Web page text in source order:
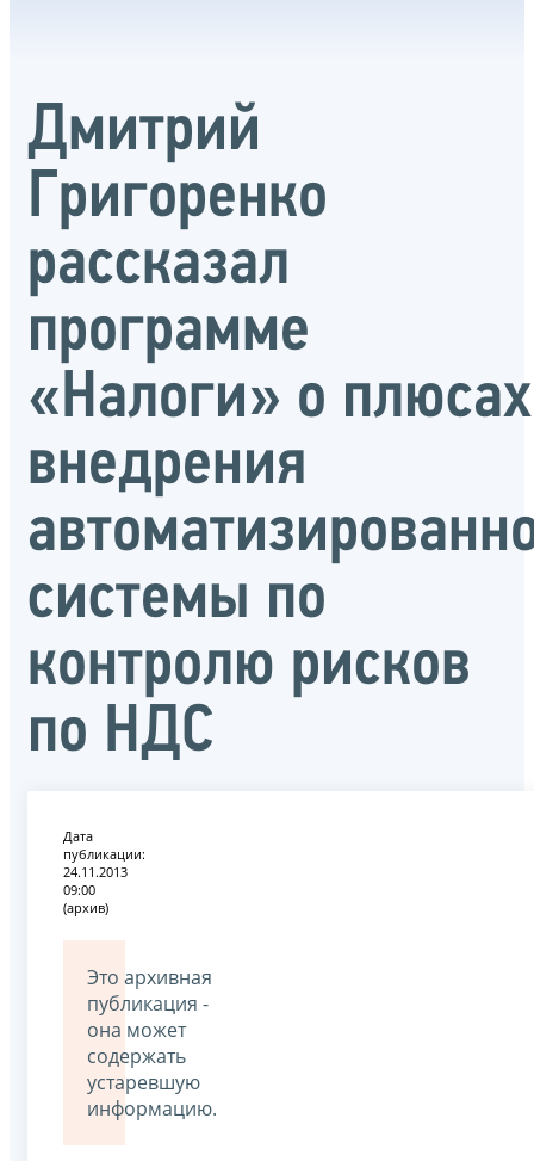
Дмитрий
Григоренко
рассказал
программе
«Налоги» о плюсах
внедрения
системы по
контролю рисков
по НДС
Дата
публикации:
24.11.2013
09:00
(архив)
Это архивная
публикация -
она может
содержать
устаревшую
информацию.